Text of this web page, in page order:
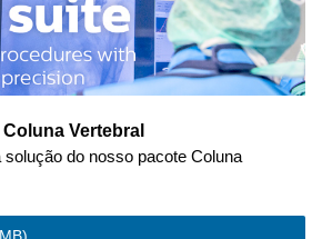
Vertebral
do nosso pacote Coluna